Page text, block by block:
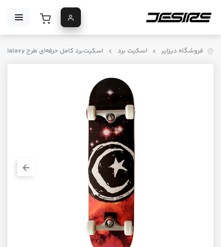
فروشگاه دیزایر اسکیت برد اسکیت‌برد کامل حرفه‌ای طرح Foundation Star & Moon Galaxy